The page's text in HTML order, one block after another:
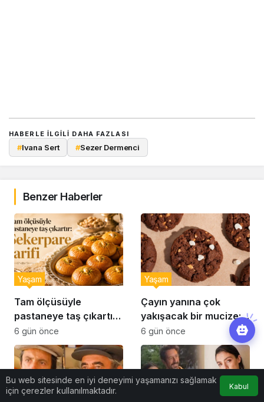
HABERLE ILGILI DAHA FAZLASI
#Ivana Sert #Sezer Dermenci
Benzer Haberler
Tam ölçüsüyle
pastaneye taş çıkartır:
Şekerpare tarifi
Yaşam
6 gün önce
Çayın yanına çok
yakışacak bir mucize:
Brownie tadında ıslak
kurabiye tarifi…
Yaşam
6 gün önce
Bu web sitesinde en iyi deneyimi yaşamanızı sağlamak
için çerezler kullanılmaktadır.
Kabul